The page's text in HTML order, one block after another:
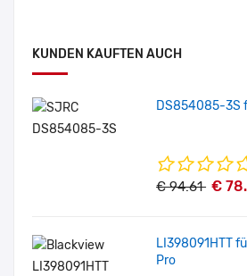
KUNDEN KAUFTEN AUCH
DS854085-3S
€ 94.61 €
LI398091HTT
Pro